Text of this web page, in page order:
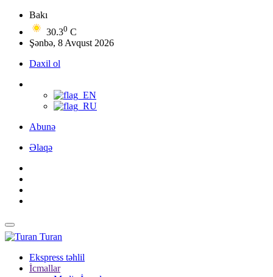
Bakı
30.30 C
Şənbə, 8 Avqust 2026
Daxil ol
Abunə
Əlaqə
Turan
Ekspress təhlil
İcmallar